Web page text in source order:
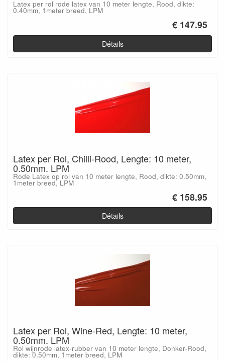
Latex per rol rode latex van 10 meter lengte, Rood, dikte:
0.40mm, 1meter breed, LPM
€ 147.95
Détails
Latex per Rol, Chilli-Rood, Lengte: 10 meter,
0.50mm. LPM
Rode Latex op rol van 10 meter lengte, Rood, dikte: 0.50mm,
1meter breed, LPM
€ 158.95
Détails
Latex per Rol, Wine-Red, Lengte: 10 meter,
0.50mm. LPM
Rol wijnrode latex-rubber van 10 meter lengte, Donker-Rood,
dikte: 0.50mm, 1meter breed, LPM